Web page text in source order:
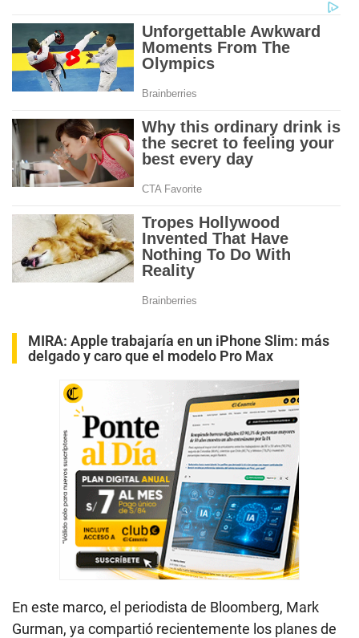
MIRA: Apple trabajaría en un iPhone Slim: más
delgado y caro que el modelo Pro Max
En este marco, el periodista de Bloomberg, Mark
Gurman, ya compartió recientemente los planes de